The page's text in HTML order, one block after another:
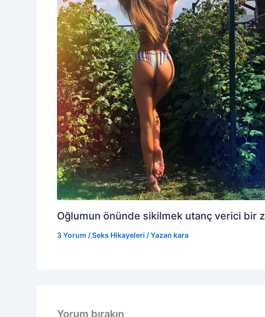
Oğlumun önünde sikilmek utanç verici bir
3 Yorum /Seks Hikayeleri / Yazan kara
Yorum bırakın